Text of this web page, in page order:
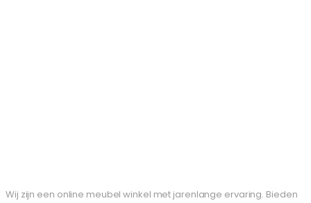
Wij zijn een online meubel winkel met jarenlange ervaring. Bieden